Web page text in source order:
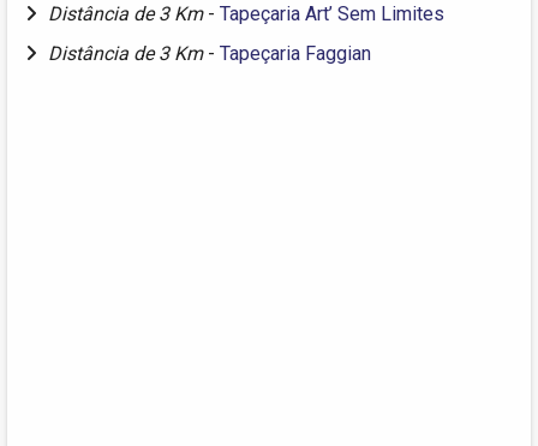
Distância de 3 Km - Tapeçaria Art’ Sem Limites
Distância de 3 Km - Tapeçaria Faggian